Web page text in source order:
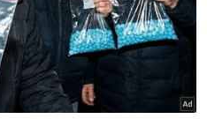
seolah-olah tidak
berkuasa, Kamal
persepsi ia
mempunyai cara